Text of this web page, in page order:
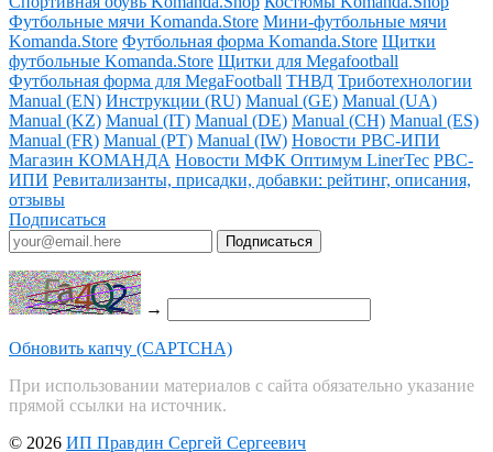
Футбольные мячи Komanda.Store Мини-футбольные мячи
Komanda.Store Футбольная форма Komanda.Store Щитки
футбольные Komanda.Store Щитки для Megafootball
Футбольная форма для MegaFootball ТНВД Триботехнологии
Manual (EN) Инструкции (RU) Manual (GE) Manual (UA)
Manual (KZ) Manual (IT) Manual (DE) Manual (CH) Manual (ES)
Manual (FR) Manual (PT) Manual (IW) Новости РВС-ИПИ
Магазин КОМАНДА Новости МФК Оптимум LinerTec РВС-
ИПИ Ревитализанты, присадки, добавки: рейтинг, описания,
отзывы
Подписаться
→
Обновить капчу (CAPTCHA)
При использовании материалов с сайта обязательно указание
прямой ссылки на источник.
© 2026 ИП Правдин Сергей Сергеевич